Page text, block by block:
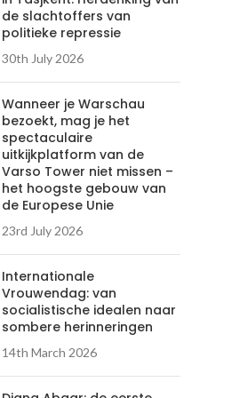
de slachtoffers van
politieke repressie
30th July 2026
Wanneer je Warschau
bezoekt, mag je het
spectaculaire
uitkijkplatform van de
Varso Tower niet missen –
het hoogste gebouw van
de Europese Unie
23rd July 2026
Internationale
Vrouwendag: van
socialistische idealen naar
sombere herinneringen
14th March 2026